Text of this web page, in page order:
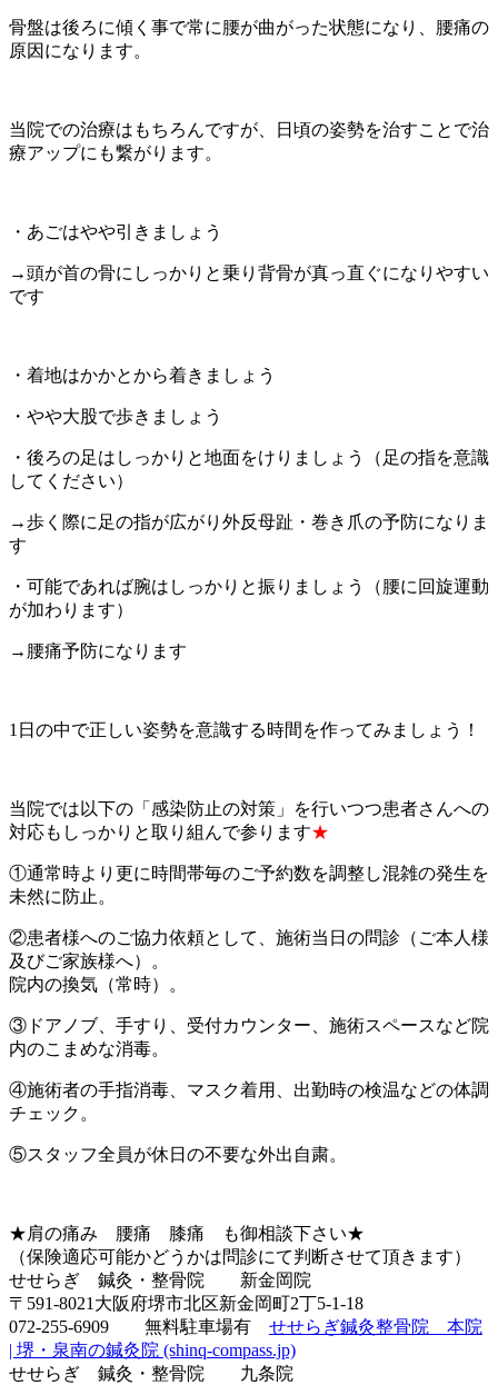
骨盤は後ろに傾く事で常に腰が曲がった状態になり、腰痛の
原因になります。
当院での治療はもちろんですが、日頃の姿勢を治すことで治
療アップにも繋がります。
・あごはやや引きましょう
→頭が首の骨にしっかりと乗り背骨が真っ直ぐになりやすい
です
・着地はかかとから着きましょう
・やや大股で歩きましょう
・後ろの足はしっかりと地面をけりましょう（足の指を意識
してください）
→歩く際に足の指が広がり外反母趾・巻き爪の予防になりま
す
・可能であれば腕はしっかりと振りましょう（腰に回旋運動
が加わります）
→腰痛予防になります
1日の中で正しい姿勢を意識する時間を作ってみましょう！
当院では以下の「感染防止の対策」を行いつつ患者さんへの
対応もしっかりと取り組んで参ります★
①通常時より更に時間帯毎のご予約数を調整し混雑の発生を
未然に防止。
②患者様へのご協力依頼として、施術当日の問診（ご本人様
及びご家族様へ）。
院内の換気（常時）。
③ドアノブ、手すり、受付カウンター、施術スペースなど院
内のこまめな消毒。
④施術者の手指消毒、マスク着用、出勤時の検温などの体調
チェック。
⑤スタッフ全員が休日の不要な外出自粛。
★肩の痛み 腰痛 膝痛 も御相談下さい★
（保険適応可能かどうかは問診にて判断させて頂きます）
せせらぎ 鍼灸・整骨院 新金岡院
〒591-8021大阪府堺市北区新金岡町2丁5-1-18
072-255-6909 無料駐車場有 せせらぎ鍼灸整骨院 本院
| 堺・泉南の鍼灸院 (shinq-compass.jp)
せせらぎ 鍼灸・整骨院 九条院